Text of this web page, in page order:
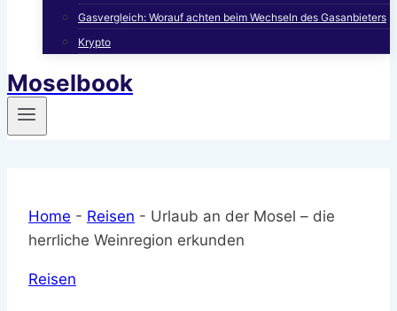
Gasvergleich: Worauf achten beim Wechseln des Gasanbieters
Krypto
Moselbook
Home - Reisen - Urlaub an der Mosel – die
herrliche Weinregion erkunden
Reisen